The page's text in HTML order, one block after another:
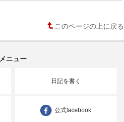
このページの上に戻る
メニュー
日記を書く
公式facebook